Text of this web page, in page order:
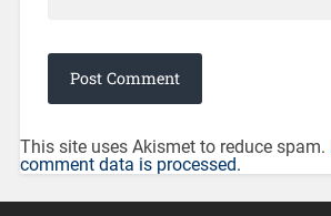
This site uses Akismet to reduce spam.
comment data is processed.